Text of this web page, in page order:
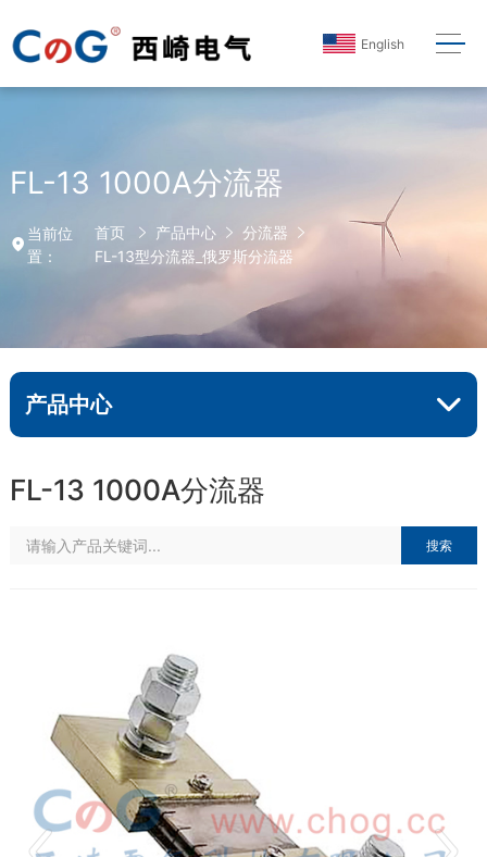
English
FL-13 1000A分流器
当前位
置：
首页 产品中心
分流器
FL-13型分流器_俄罗斯分流器
产品中心
FL-13 1000A分流器
搜索